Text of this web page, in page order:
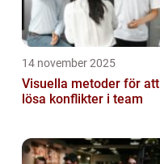
14 november 2025
Visuella metoder för att
lösa konflikter i team